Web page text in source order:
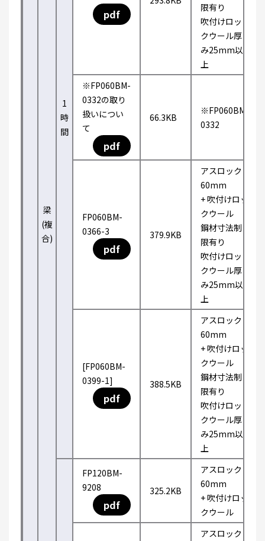
梁
(複
合)
1
時
間
pdf
限有り
吹付けロッ
クウール厚
み25mm以
上
※FP060BM-
0332の取り
扱いについ
て
pdf
66.3KB
※FP060BM-
0332
FP060BM-
0366-3
pdf
379.9KB
アスロック
60mm
+ 吹付けロッ
クウール
鋼材寸法制
限有り
吹付けロッ
クウール厚
み25mm以
上
[FP060BM-
0399-1]
pdf
388.5KB
アスロック
60mm
+ 吹付けロッ
クウール
鋼材寸法制
限有り
吹付けロッ
クウール厚
み25mm以
上
FP120BM-
9208
pdf
325.2KB
アスロック
60mm
+ 吹付けロッ
クウール
アスロック